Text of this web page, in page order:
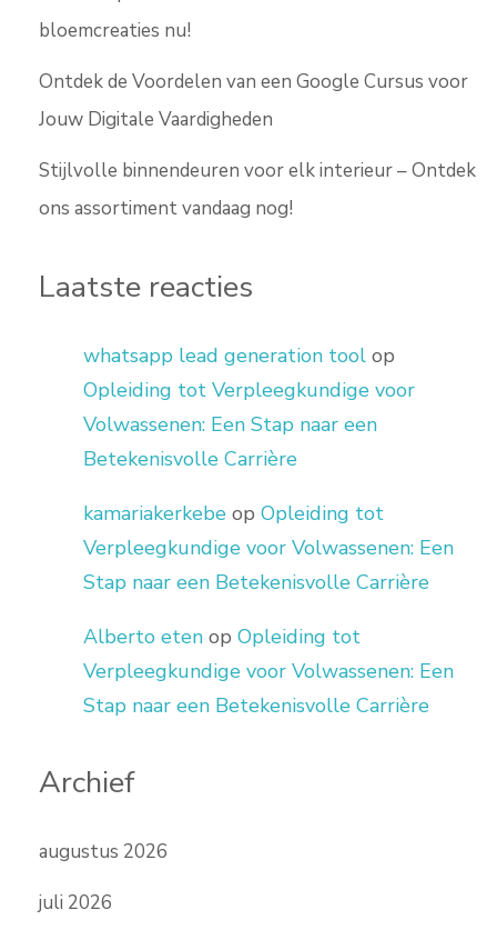
bloemcreaties nu!
Ontdek de Voordelen van een Google Cursus voor
Jouw Digitale Vaardigheden
Stijlvolle binnendeuren voor elk interieur – Ontdek
ons assortiment vandaag nog!
Laatste reacties
whatsapp lead generation tool op
Opleiding tot Verpleegkundige voor
Volwassenen: Een Stap naar een
Betekenisvolle Carrière
kamariakerkebe op Opleiding tot
Verpleegkundige voor Volwassenen: Een
Stap naar een Betekenisvolle Carrière
Alberto eten op Opleiding tot
Verpleegkundige voor Volwassenen: Een
Stap naar een Betekenisvolle Carrière
Archief
augustus 2026
juli 2026